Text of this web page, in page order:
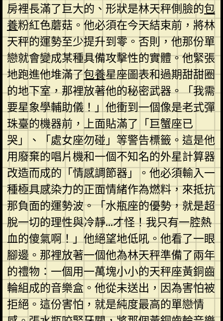
房裡長滿了巨大的、形狀是林天秤側臉的包
養粉紅色蘑菇。他必須在今天結束前，將林
天秤的運勢至少提升到零。否則，他那份單
戀就會變成某種具備攻擊性的實體。他緊張
地跑進他堆滿了包養星座圖表和過期甜甜圈
的地下室，那裡放著他的秘密武器。「我需
要星象學輔助儀！」他衝到一個像是老式彈
珠臺的機器前，上面貼滿了「巨蟹座已
哭」、「處女座勿碰」等警告標籤。這是他
用廢棄的唱片機和一個不知名的外星計算器
改造而成的「情感調節器」。他必須輸入一
種極具感染力的正面情緒作為燃料，來抵抗
那負面的運勢波。「水瓶座的優勢，就是超
脫一切的理性與冷靜…才怪！我只有一腔熱
血的傻氣啊！」他絕望地低吼。他看了一眼
腳邊。那裡放著一個他為林天秤準備了兩年
的禮物：一個用一萬塊小小的天秤座黃銅齒
輪組成的音樂盒。他從未送出，因為害怕被
拒絕。這份害怕，就是純度最高的單戀情